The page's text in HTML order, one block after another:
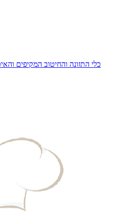
כלי התזונה והחיטוב המקיפים